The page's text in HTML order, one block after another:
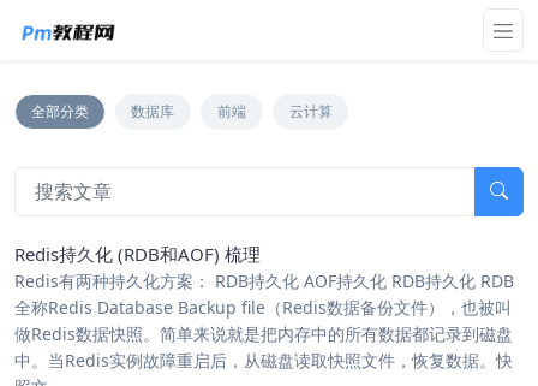
全部分类 数据库 前端 云计算
Redis持久化 (RDB和AOF) 梳理
Redis有两种持久化方案： RDB持久化 AOF持久化 RDB持久化 RDB
全称Redis Database Backup file（Redis数据备份文件），也被叫
做Redis数据快照。简单来说就是把内存中的所有数据都记录到磁盘
中。当Redis实例故障重启后，从磁盘读取快照文件，恢复数据。快